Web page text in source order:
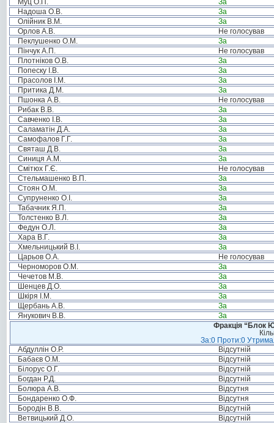
Муц О.П.
За
Надоша О.В.
За
Олійник В.М.
За
Орлов А.В.
Не голосував
Пеклушенко О.М.
За
Пінчук А.П.
Не голосував
Плотніков О.В.
За
Попеску І.В.
За
Прасолов І.М.
За
Притика Д.М.
За
Пшонка А.В.
Не голосував
Рибак В.В.
За
Савченко І.В.
За
Саламатін Д.А.
За
Самофалов Г.Г.
За
Святаш Д.В.
За
Синиця А.М.
За
Смітюх Г.Є.
Не голосував
Стельмашенко В.П.
За
Стоян О.М.
За
Супруненко О.І.
За
Табачник Я.П.
За
Толстенко В.Л.
За
Федун О.Л.
За
Хара В.Г.
За
Хмельницький В.І.
За
Царьов О.А.
Не голосував
Черноморов О.М.
За
Чечетов М.В.
За
Шенцев Д.О.
За
Шкіря І.М.
За
Щербань А.В.
За
Янукович В.В.
За
Фракція “Блок
За:0 Проти:0
Абдуллін О.Р.
Відсутній
Бабаєв О.М.
Відсутній
Білорус О.Г.
Відсутній
Богдан Р.Д.
Відсутній
Болюра А.В.
Відсутня
Бондаренко О.Ф.
Відсутня
Бородін В.В.
Відсутній
Ветвицький Д.О.
Відсутній